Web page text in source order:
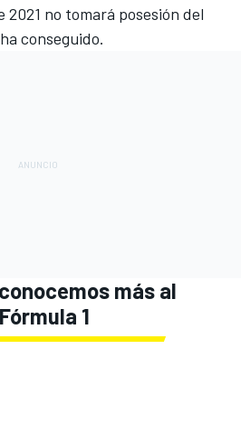
no tomará posesión del
conseguido.
más al
1